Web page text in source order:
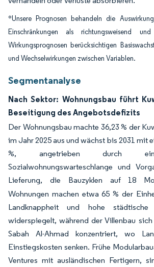
*Unsere Prognosen behandeln die
Einschränkungen als richtungsweisend
Wirkungsprognosen berücksichtigen
und Wechselwirkungen zwischen Variablen.
Segmentanalyse
Nach Sektor: Wohnungsbau führt
Beseitigung des Angebotsdefizits
Der Wohnungsbau machte 36,23 % der
im Jahr 2025 aus und wächst bis 2031 mit
%, angetrieben durch
Sozialwohnungswarteschlange und
Lieferung, die Bauzyklen auf 18
Wohnungen machen etwa 65 % der
Landknappheit und hohe städtische
widerspiegelt, während der Villenbau
Sabah Al-Ahmad konzentriert, wo
Einstiegskosten senken. Frühe
Ventures mit ausländischen Fertigern,